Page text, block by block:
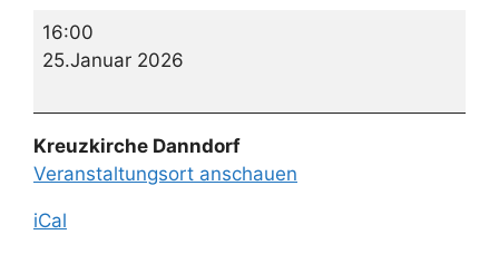
Bye
Bye-
-
Gottesdienst
mit
Imbiss
16:00
25.Januar 2026
Kreuzkirche Danndorf
Veranstaltungsort anschauen
iCal